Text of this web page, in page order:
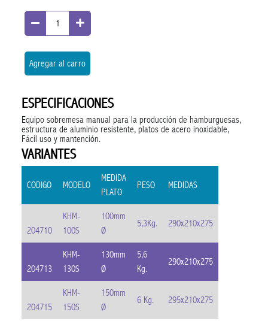
Agregar al carro
ESPECIFICACIONES
Equipo sobremesa manual para la producción de hamburguesas,
estructura de aluminio resistente, platos de acero inoxidable,
Fácil uso y mantención.
VARIANTES
CODIGO MODELO
MEDIDA
PLATO
PESO MEDIDAS
204710
KHM-
100S
100mm
Ø
5,3Kg. 290x210x275
204713
KHM-
130S
130mm
Ø
5,6
Kg.
290x210x275
204715
KHM-
150S
150mm
Ø
6 Kg. 295x210x275